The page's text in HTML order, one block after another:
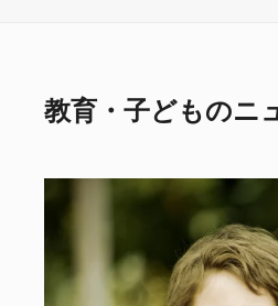
教育・子どものニ